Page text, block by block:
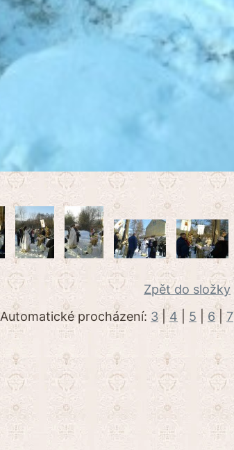
Zpět do složky
Automatické procházení: 3 | 4 5 6 7